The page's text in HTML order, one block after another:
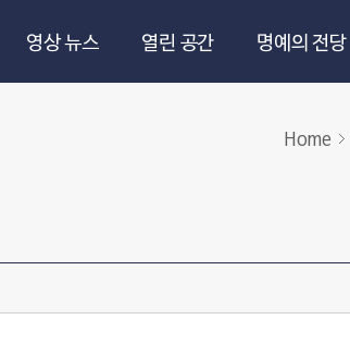
영상 뉴스 열린 공간 명예의 전당
Home